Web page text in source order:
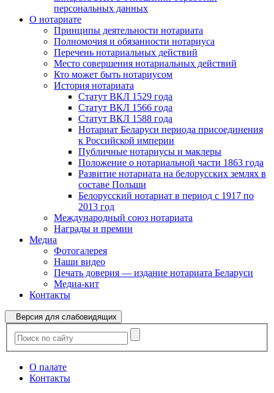
персональных данных
О нотариате
Принципы деятельности нотариата
Полномочия и обязанности нотариуса
Перечень нотариальных действий
Место совершения нотариальных действий
Кто может быть нотариусом
История нотариата
Статут ВКЛ 1529 года
Статут ВКЛ 1566 года
Статут ВКЛ 1588 года
Нотариат Беларуси периода присоединения
к Российской империи
Публичные нотариусы и маклеры
Положение о нотариальной части 1863 года
Развитие нотариата на белорусских землях в
составе Польши
Белорусский нотариат в период с 1917 по
2013 год
Международный союз нотариата
Награды и премии
Медиа
Фотогалерея
Наши видео
Печать доверия — издание нотариата Беларуси
Медиа-кит
Контакты
Версия для слабовидящих
О палате
Контакты